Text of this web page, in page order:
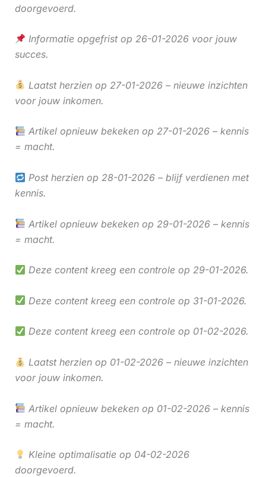
doorgevoerd.
Informatie opgefrist op 26-01-2026 voor jouw
succes.
Laatst herzien op 27-01-2026 – nieuwe inzichten
voor jouw inkomen.
Artikel opnieuw bekeken op 27-01-2026 – kennis
= macht.
Post herzien op 28-01-2026 – blijf verdienen met
kennis.
Artikel opnieuw bekeken op 29-01-2026 – kennis
= macht.
Deze content kreeg een controle op 29-01-2026.
Deze content kreeg een controle op 31-01-2026.
Deze content kreeg een controle op 01-02-2026.
Laatst herzien op 01-02-2026 – nieuwe inzichten
voor jouw inkomen.
Artikel opnieuw bekeken op 01-02-2026 – kennis
= macht.
Kleine optimalisatie op 04-02-2026
doorgevoerd.